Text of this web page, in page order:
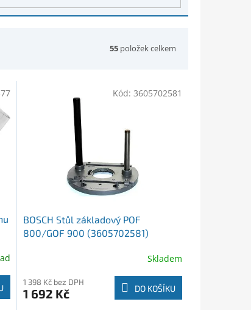
55 položek celkem
BOSCH Stůl základový POF
800/GOF 900 (3605702581)
Skladem
1 398 Kč bez DPH
1 692 Kč DO KOŠÍKU
Kód: 3605702581